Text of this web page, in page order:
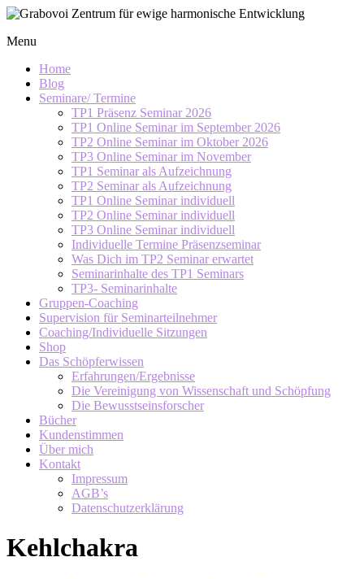
Skip
content
Zentrum
ewige
harmonische
Entwicklung
Menu
Home
Blog
Seminare/ Termine
TP1 Präsenz Seminar 2026
TP1 Online Seminar im September 2026
TP2 Online Seminar im Oktober 2026
TP3 Online Seminar im November
TP1 Seminar als Aufzeichnung
TP2 Seminar als Aufzeichnung
TP1 Online Seminar individuell
TP2 Online Seminar individuell
TP3 Online Seminar individuell
Individuelle Termine Präsenzseminar
Was Dich im TP2 Seminar erwartet
Seminarinhalte des TP1 Seminars
TP3- Seminarinhalte
Gruppen-Coaching
Supervision für Seminarteilnehmer
Coaching/Individuelle Sitzungen
Shop
Das Schöpferwissen
Erfahrungen/Ergebnisse
Die Vereinigung von Wissenschaft und Schöpfung
Die Bewusstseinsforscher
Bücher
Kundenstimmen
Über mich
Kontakt
Impressum
AGB’s
Datenschutzerklärung
Kehlchakra